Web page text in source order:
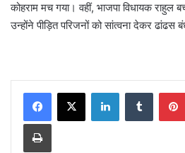
कोहराम मच गया। वहीं, भाजपा विधायक राहुल
उन्होंने पीड़ित परिजनों को सांत्वना देकर ढांढस
LinkedInTumblr
Print